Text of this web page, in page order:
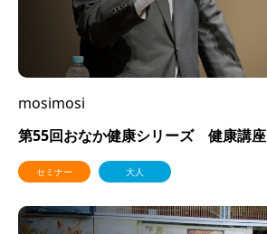
mosimosi
第55回おなか健康シリーズ 健康講座
セミナー 大人